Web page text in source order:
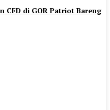
CFD di GOR Patriot Bareng